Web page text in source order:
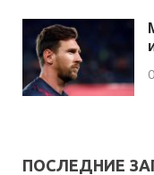
ПОСЛЕДНИЕ